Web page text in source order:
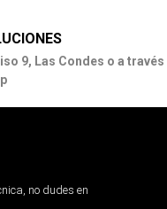
9, Las Condes o a través
no dudes en